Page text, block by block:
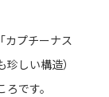
カプチーナス
しい構造）
です。